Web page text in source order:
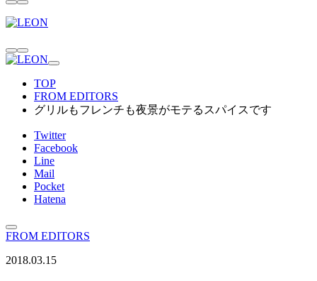
TOP
FROM EDITORS
グリルもフレンチも夜景がモテるスパイスです
Twitter
Facebook
Line
Mail
Pocket
Hatena
FROM EDITORS
2018.03.15